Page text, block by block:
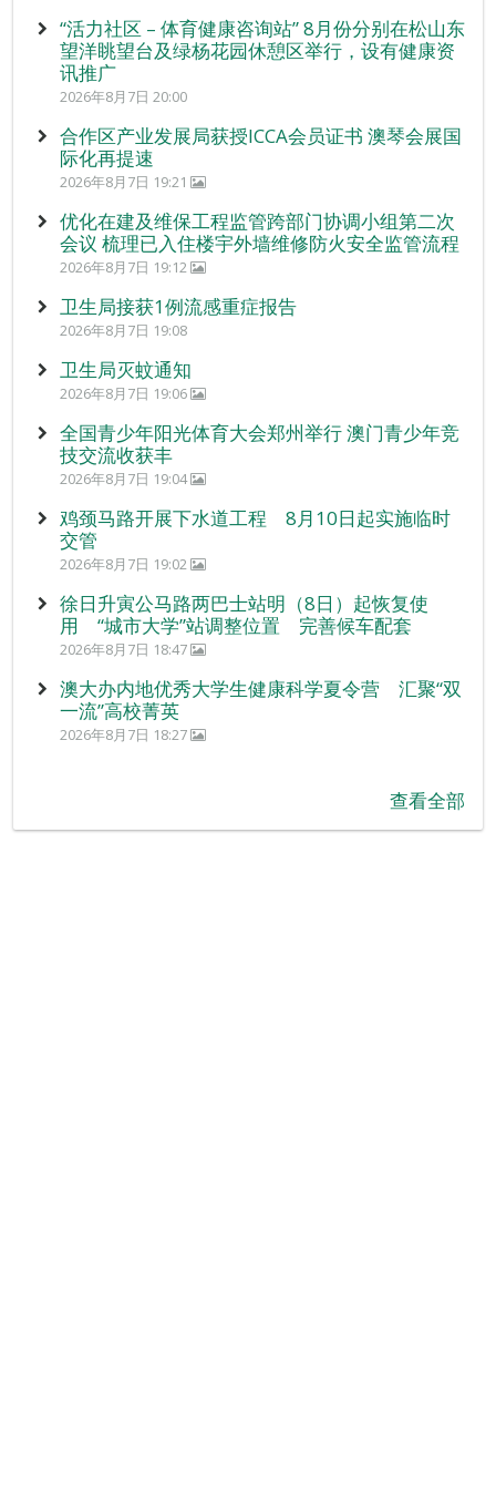
“活力社区 – 体育健康咨询站” 8月份分别在松山东
望洋眺望台及绿杨花园休憩区举行，设有健康资
讯推广
2026年8月7日 20:00
合作区产业发展局获授ICCA会员证书 澳琴会展国
际化再提速
2026年8月7日 19:21
优化在建及维保工程监管跨部门协调小组第二次
会议 梳理已入住楼宇外墙维修防火安全监管流程
2026年8月7日 19:12
卫生局接获1例流感重症报告
2026年8月7日 19:08
卫生局灭蚊通知
2026年8月7日 19:06
全国青少年阳光体育大会郑州举行 澳门青少年竞
技交流收获丰
2026年8月7日 19:04
鸡颈马路开展下水道工程 8月10日起实施临时
交管
2026年8月7日 19:02
徐日升寅公马路两巴士站明（8日）起恢复使
用 “城市大学”站调整位置 完善候车配套
2026年8月7日 18:47
澳大办内地优秀大学生健康科学夏令营 汇聚“双
一流”高校菁英
2026年8月7日 18:27
查看全部